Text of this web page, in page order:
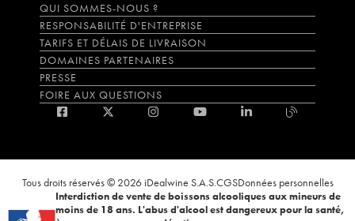
QUI SOMMES-NOUS ?
RESPONSABILITÉ D'ENTREPRISE
TARIFS ET DÉLAIS DE LIVRAISON
DOMAINES PARTENAIRES
PRESSE
FOIRE AUX QUESTIONS
Tous droits réservés © 2026 iDealwine S.A.S.CGSDonnées personnelles
Interdiction de vente de boissons alcooliques aux mineurs de
moins de 18 ans. L'abus d'alcool est dangereux pour la santé,